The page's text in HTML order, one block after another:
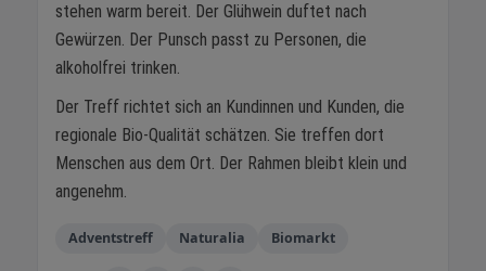
stehen warm bereit. Der Glühwein duftet nach
Gewürzen. Der Punsch passt zu Personen, die
alkoholfrei trinken.
Der Treff richtet sich an Kundinnen und Kunden, die
regionale Bio-Qualität schätzen. Sie treffen dort
Menschen aus dem Ort. Der Rahmen bleibt klein und
angenehm.
Adventstreff Naturalia Biomarkt